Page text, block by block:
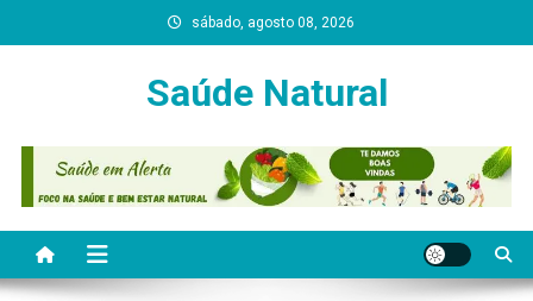
to
sábado, agosto 08, 2026
Saúde Natural